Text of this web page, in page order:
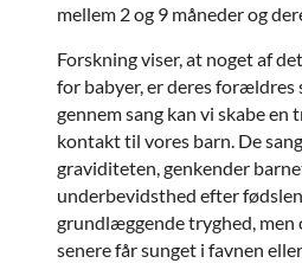
mellem 2 og 9 måneder og
Forskning viser, at noget af
for babyer, er deres forældres
gennem sang kan vi skabe en
kontakt til vores barn. De
graviditeten, genkender
underbevidsthed efter
grundlæggende tryghed, men
senere får sunget i favnen